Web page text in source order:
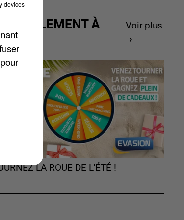
À
Voir plus
LA ROUE DE L'ÉTÉ !
devices